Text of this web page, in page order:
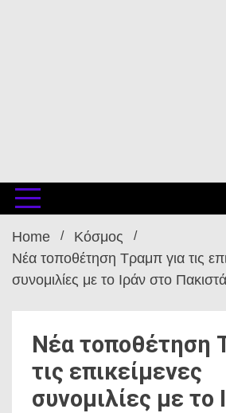
Home
Κόσμος
Νέα τοποθέτηση Τραμπ για τις
συνομιλίες με το Ιράν στο
Νέα τοποθέτηση
τις επικείμενες
συνομιλίες με το